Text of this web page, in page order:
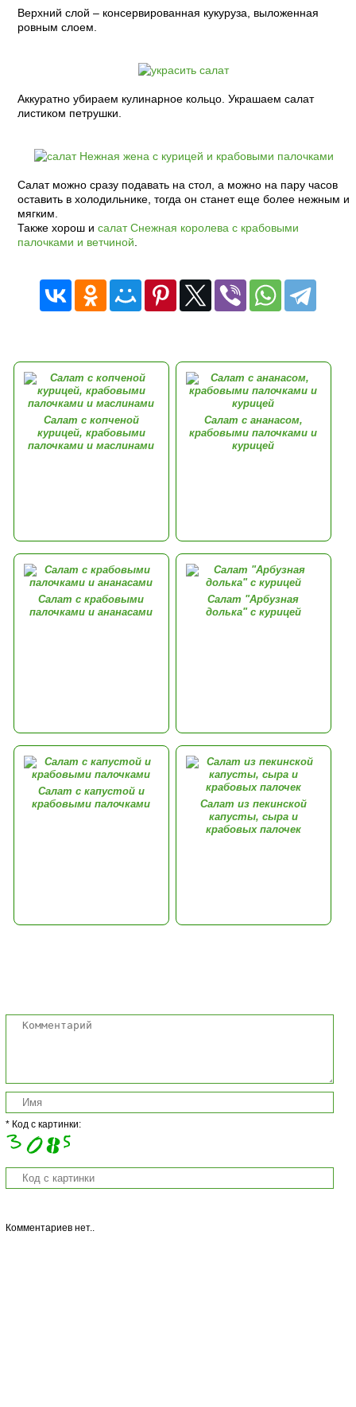
Верхний слой – консервированная кукуруза, выложенная
ровным слоем.
Аккуратно убираем кулинарное кольцо. Украшаем салат
листиком петрушки.
Салат можно сразу подавать на стол, а можно на пару часов
оставить в холодильнике, тогда он станет еще более нежным и
мягким.
Также хорош и салат Снежная королева с крабовыми
палочками и ветчиной
Салат с копченой
курицей, крабовыми
палочками и маслинами
Салат с ананасом,
крабовыми палочками и
курицей
Салат с крабовыми
палочками и ананасами
Салат "Арбузная
долька" с курицей
Салат с капустой и
крабовыми палочками
Салат из пекинской
капусты, сыра и
крабовых палочек
* Код с картинки:
Комментариев нет..